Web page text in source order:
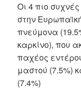
Οι 4 πιο
στην
πνεύμονα
καρκίνο), που
παχέος
μαστού (7.5%)
(7.4%)